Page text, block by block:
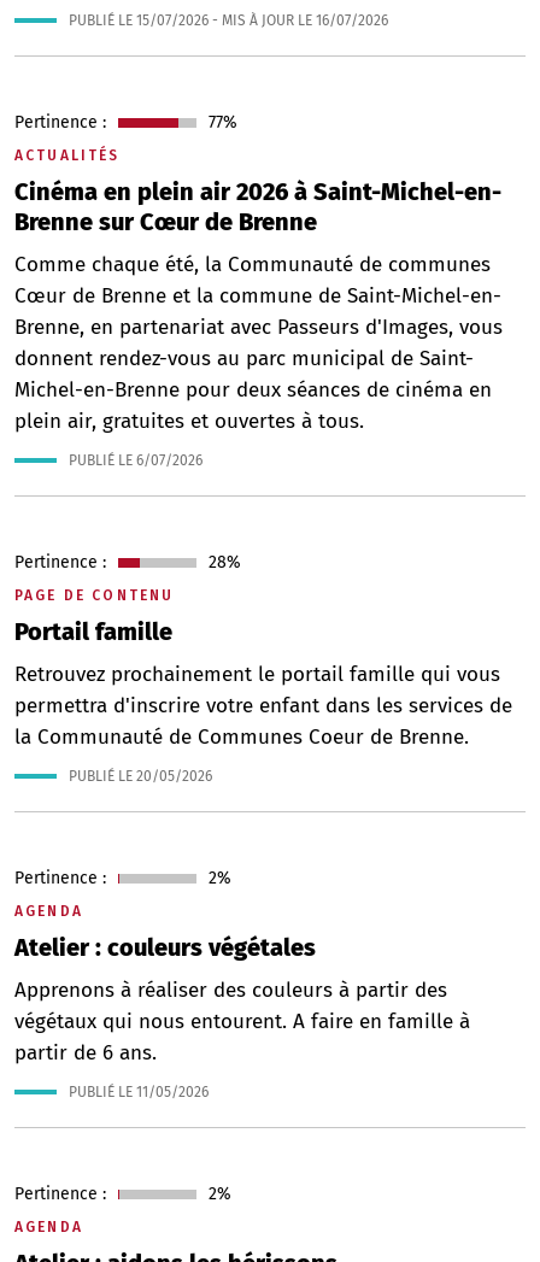
PUBLIÉ LE 15/07/2026 - MIS À JOUR LE 16/07/2026
ACTUALITÉS
Cinéma en plein air 2026 à Saint-Michel-en-
Brenne sur Cœur de Brenne
Pertinence : 77%
Comme chaque été, la Communauté de communes
Cœur de Brenne et la commune de Saint-Michel-en-
Brenne, en partenariat avec Passeurs d'Images, vous
donnent rendez-vous au parc municipal de Saint-
Michel-en-Brenne pour deux séances de cinéma en
plein air, gratuites et ouvertes à tous.
PUBLIÉ LE 6/07/2026
PAGE DE CONTENU
Portail famille
Pertinence : 28%
Retrouvez prochainement le portail famille qui vous
permettra d'inscrire votre enfant dans les services de
la Communauté de Communes Coeur de Brenne.
PUBLIÉ LE 20/05/2026
AGENDA
Atelier : couleurs végétales
Pertinence : 2%
Apprenons à réaliser des couleurs à partir des
végétaux qui nous entourent. A faire en famille à
partir de 6 ans.
PUBLIÉ LE 11/05/2026
AGENDA
Pertinence : 2%